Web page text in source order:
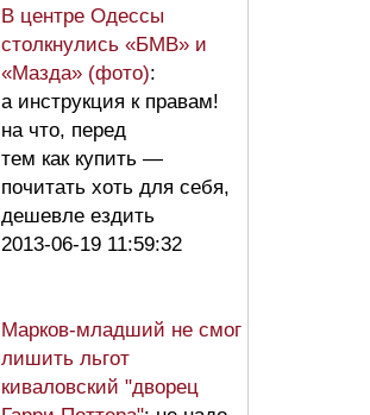
В центре Одессы
столкнулись «БМВ» и
«Мазда» (фото):
а инструкция к правам!
на что, перед
тем как купить —
почитать хоть для себя,
дешевле ездить
2013-06-19 11:59:32
Марков-младший не смог
лишить льгот
киваловский "дворец